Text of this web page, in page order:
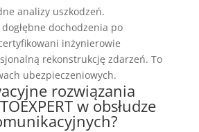
analizy uszkodzeń.
dochodzenia po
inżynierowie
rekonstrukcję zdarzeń. To
ubezpieczeniowych.
rozwiązania
w obsłudze